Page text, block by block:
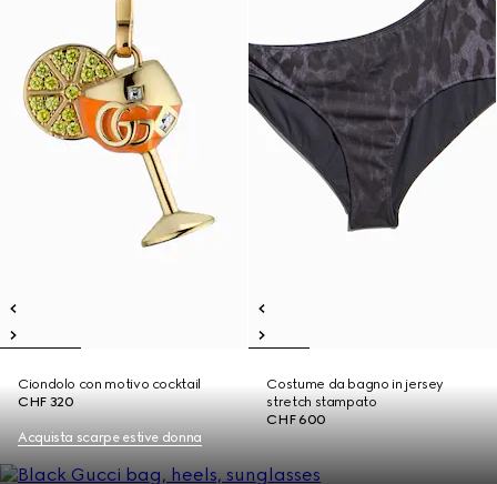
Ciondolo con motivo cocktail
CHF 320
Costume da bagno in jersey
stretch stampato
CHF 600
Acquista scarpe estive donna